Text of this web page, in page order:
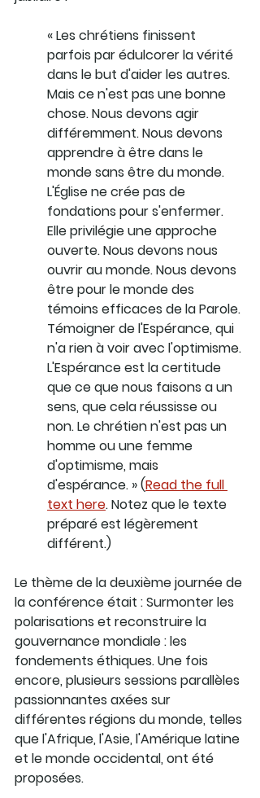
« Les chrétiens finissent
parfois par édulcorer la vérité
dans le but d'aider les autres.
Mais ce n'est pas une bonne
chose. Nous devons agir
différemment. Nous devons
apprendre à être dans le
monde sans être du monde.
L'Église ne crée pas de
fondations pour s'enfermer.
Elle privilégie une approche
ouverte. Nous devons nous
ouvrir au monde. Nous devons
être pour le monde des
témoins efficaces de la Parole.
Témoigner de l'Espérance, qui
n'a rien à voir avec l'optimisme.
L'Espérance est la certitude
que ce que nous faisons a un
sens, que cela réussisse ou
non. Le chrétien n'est pas un
homme ou une femme
d'optimisme, mais
d'espérance. » (Read the full
text here. Notez que le texte
préparé est légèrement
différent.)
Le thème de la deuxième journée de
la conférence était : Surmonter les
polarisations et reconstruire la
gouvernance mondiale : les
fondements éthiques. Une fois
encore, plusieurs sessions parallèles
passionnantes axées sur
différentes régions du monde, telles
que l'Afrique, l'Asie, l'Amérique latine
et le monde occidental, ont été
proposées.